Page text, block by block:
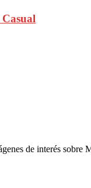
de interés